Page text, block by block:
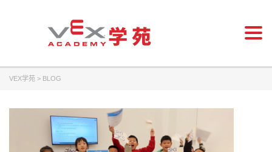
VEX学苑 > BLOG